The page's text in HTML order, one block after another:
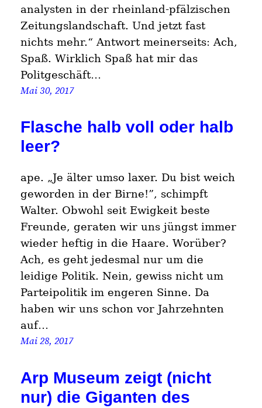
analysten in der rheinland-pfälzischen
Zeitungslandschaft. Und jetzt fast
nichts mehr.“ Antwort meinerseits: Ach,
Spaß. Wirklich Spaß hat mir das
Politgeschäft…
Mai 30, 2017
Flasche halb voll oder halb
leer?
ape. „Je älter umso laxer. Du bist weich
geworden in der Birne!”, schimpft
Walter. Obwohl seit Ewigkeit beste
Freunde, geraten wir uns jüngst immer
wieder heftig in die Haare. Worüber?
Ach, es geht jedesmal nur um die
leidige Politik. Nein, gewiss nicht um
Parteipolitik im engeren Sinne. Da
haben wir uns schon vor Jahrzehnten
auf…
Mai 28, 2017
Arp Museum zeigt (nicht
nur) die Giganten des